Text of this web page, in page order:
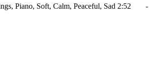
Piano, Soft, Calm, Peaceful, Sad 2:52 -